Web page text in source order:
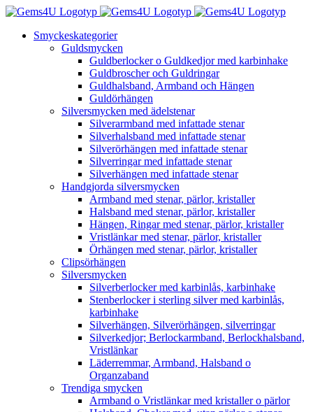
Fortsätt
innehålletSmyckeskategorier
Guldsmycken
Guldberlocker o Guldkedjor med karbinhake
Guldbroscher och Guldringar
Guldhalsband, Armband och Hängen
Guldörhängen
Silversmycken med ädelstenar
Silverarmband med infattade stenar
Silverhalsband med infattade stenar
Silverörhängen med infattade stenar
Silverringar med infattade stenar
Silverhängen med infattade stenar
Handgjorda silversmycken
Armband med stenar, pärlor, kristaller
Halsband med stenar, pärlor, kristaller
Hängen, Ringar med stenar, pärlor, kristaller
Vristlänkar med stenar, pärlor, kristaller
Örhängen med stenar, pärlor, kristaller
Clipsörhängen
Silversmycken
Silverberlocker med karbinlås, karbinhake
Stenberlocker i sterling silver med karbinlås,
karbinhake
Silverhängen, Silverörhängen, silverringar
Silverkedjor; Berlockarmband, Berlockhalsband,
Vristlänkar
Läderremmar, Armband, Halsband o
Organzaband
Trendiga smycken
Armband o Vristlänkar med kristaller o pärlor